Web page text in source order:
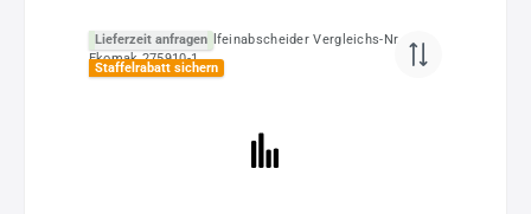
Lieferzeit anfragen
Staffelrabatt sichern